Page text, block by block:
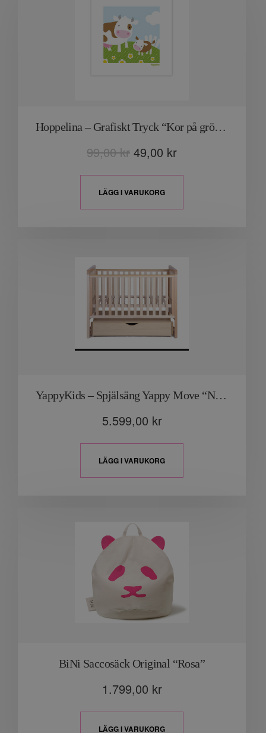
Hoppelina – Grafiskt Tryck “Kor på grönbete”
99,00kr 49,00 kr
LÄGG I VARUKORG
YappyKids – Spjälsäng Yappy Move “Natur”
5.599,00 kr
LÄGG I VARUKORG
BiNi Saccosäck Original “Rosa”
1.799,00 kr
LÄGG I VARUKORG